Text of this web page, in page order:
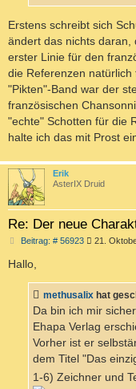
Erstens schreibt sich
ändert das nichts daran,
erster Linie für den
die Referenzen
"Pikten"-Band war der
französischen
"echte" Schotten für die
halte ich das mit Prost
Erik
AsterIX Druid
Re: Der neue
Beitrag: # 56923B
r
a
21.
Hallo,
methusalix hat
Da bin ich mir
Ehapa Verlag
Vorher ist er
dem Titel "Das
1-6) Zeichner und